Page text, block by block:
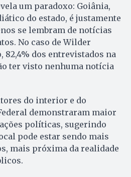
um paradoxo: Goiânia,
do estado, é justamente
se lembram de notícias
No caso de Wilder
82,4% dos entrevistados na
ter visto nenhuma notícia
do interior e do
demonstraram maior
políticas, sugerindo
pode estar sendo mais
mais próxima da realidade